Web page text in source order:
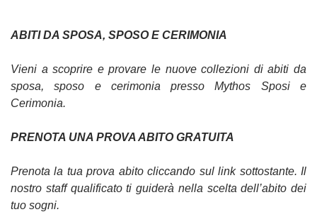
ABITI DA SPOSA, SPOSO E CERIMONIA
Vieni a scoprire e provare le nuove collezioni di abiti da
sposa, sposo e cerimonia presso Mythos Sposi e
Cerimonia.
PRENOTA UNA PROVA ABITO GRATUITA
Prenota la tua prova abito cliccando sul link sottostante. Il
nostro staff qualificato ti guiderà nella scelta dell’abito dei
tuo sogni.